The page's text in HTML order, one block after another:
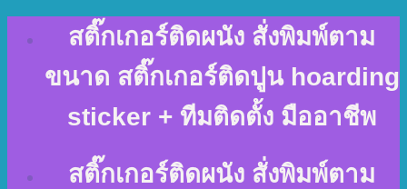
content
สติ๊กเกอร์ติดผนัง สั่งพิมพ์ตาม
ขนาด สติ๊กเกอร์ติดปูน hoarding
sticker + ทีมติดตั้ง มืออาชีพ
สติ๊กเกอร์ติดผนัง สั่งพิมพ์ตาม